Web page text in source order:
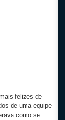
felizes de
de uma equipe
como se